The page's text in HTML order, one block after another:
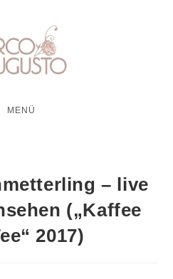
MENÜ
– live
(„Kaffee
2017)